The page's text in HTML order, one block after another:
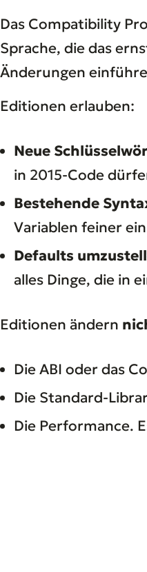
Das Compatibility
Sprache, die das
Änderungen
Editionen erlauben:
Neue
in 2015-Code
Bestehende
Variablen feiner
Defaults
alles Dinge, die in
Editionen ändern
Die ABI oder das
Die Standard-
Die Performance.